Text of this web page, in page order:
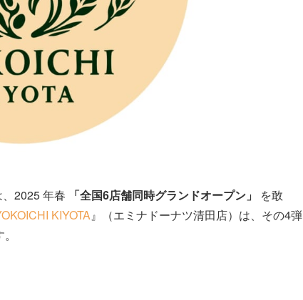
2025 年春 「全国6店舗同時グランドオープン」
を敢
KIYOTA』（エミナドーナツ清田店）は、その4弾